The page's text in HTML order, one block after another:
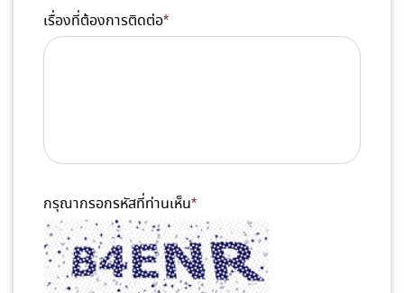
เรื่องที่ต้องการติดต่อ*
กรุณากรอกรหัสที่ท่านเห็น*